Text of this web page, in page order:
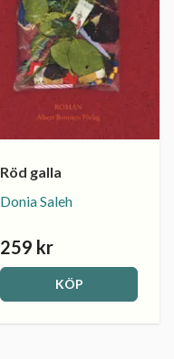
Röd galla
Donia Saleh
259 kr
KÖP